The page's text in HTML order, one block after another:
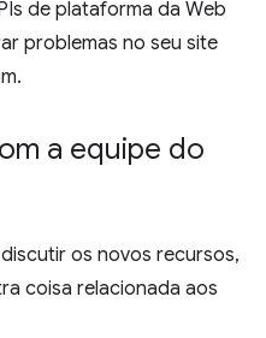
de plataforma da Web
problemas no seu site
a equipe do
os novos recursos,
coisa relacionada aos